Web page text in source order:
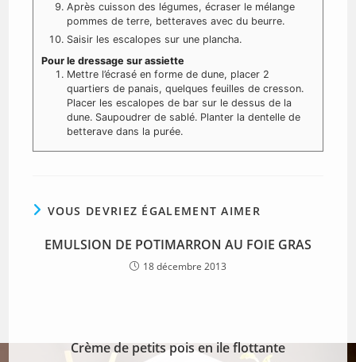
Après cuisson des légumes, écraser le mélange
pommes de terre, betteraves avec du beurre.
Saisir les escalopes sur une plancha.
Pour le dressage sur assiette
Mettre l’écrasé en forme de dune, placer 2
quartiers de panais, quelques feuilles de cresson.
Placer les escalopes de bar sur le dessus de la
dune. Saupoudrer de sablé. Planter la dentelle de
betterave dans la purée.
VOUS DEVRIEZ ÉGALEMENT AIMER
EMULSION DE POTIMARRON AU FOIE GRAS
18 décembre 2013
Crème de petits pois en ile flottante